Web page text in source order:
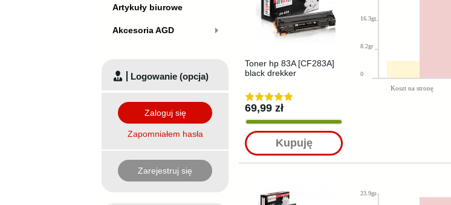
Toner hp 83A [CF283A]
black drekker
69,99 zł
Kupuję
16.3gr
8.2gr
0
Koszt na stronę
23.9gr
Artykuły biurowe
Akcesoria AGD
Logowanie (opcja)
Zaloguj się
Zapomniałem hasła
Zarejestruj się